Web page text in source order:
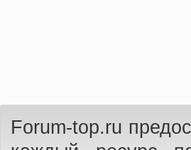
Forum-top.ru